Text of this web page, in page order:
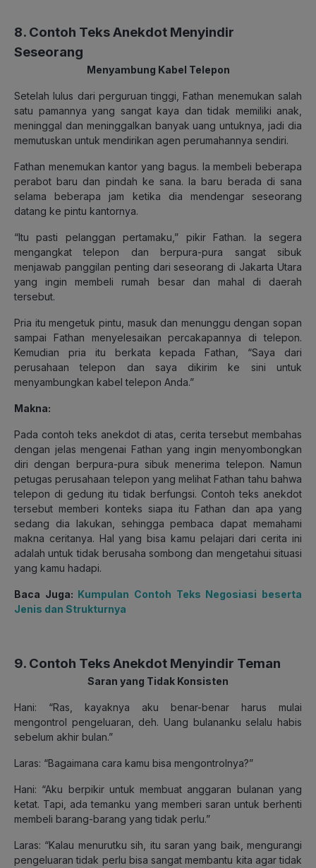
8. Contoh Teks Anekdot Menyindir
Seseorang
Menyambung Kabel Telepon
Setelah lulus dari perguruan tinggi, Fathan menemukan salah
satu pamannya yang sangat kaya dan tidak memiliki anak,
meninggal dan meninggalkan banyak uang untuknya, jadi dia
memutuskan untuk mendirikan agen perumahannya sendiri.
Fathan menemukan kantor yang bagus. Ia membeli beberapa
perabot baru dan pindah ke sana. Ia baru berada di sana
selama beberapa jam ketika dia mendengar seseorang
datang ke pintu kantornya.
“Itu pasti pelanggan pertamaku,” pikir Fathan. Ia segera
mengangkat telepon dan berpura-pura sangat sibuk
menjawab panggilan penting dari seseorang di Jakarta Utara
yang ingin membeli rumah besar dan mahal di daerah
tersebut.
Pria itu mengetuk pintu, masuk dan menunggu dengan sopan
sampai Fathan menyelesaikan percakapannya di telepon.
Kemudian pria itu berkata kepada Fathan, “Saya dari
perusahaan telepon dan saya dikirim ke sini untuk
menyambungkan kabel telepon Anda.”
Makna:
Pada contoh teks anekdot di atas, cerita tersebut membahas
dengan jelas mengenai Fathan yang ingin menyombongkan
diri dengan berpura-pura sibuk menerima telepon. Namun
petugas perusahaan telepon yang melihat Fathan tahu bahwa
telepon di gedung itu tidak berfungsi. Contoh teks anekdot
tersebut memberi konteks siapa itu Fathan dan apa yang
sedang dia lakukan, sehingga pembaca dapat memahami
makna ceritanya. Hal yang bisa kamu pelajari dari cerita ini
adalah untuk tidak berusaha sombong dan mengetahui situasi
yang kamu hadapi.
Baca Juga: Kumpulan Contoh Teks Negosiasi beserta
Jenis dan Strukturnya
9. Contoh Teks Anekdot Menyindir Teman
Saran yang Tidak Konsisten
Hani: “Ras, kayaknya aku benar-benar harus mulai
mengontrol pengeluaran, deh. Uang bulananku selalu habis
sebelum akhir bulan.”
Laras: “Bagaimana cara kamu bisa mengontrolnya?”
Hani: “Aku berpikir untuk membuat anggaran bulanan yang
ketat. Tapi, ada temanku yang memberi saran untuk berhenti
membeli barang-barang yang tidak perlu.”
Laras: “Kalau menurutku sih, itu saran yang baik, mengurangi
pengeluaran tidak perlu bisa sangat membantu kita agar tidak